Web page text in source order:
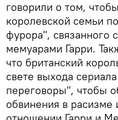
говорили о том,
королевской семьи
фурора", связанного
мемуарами Гарри.
что британский
свете выхода
переговоры", чтобы
обвинения в